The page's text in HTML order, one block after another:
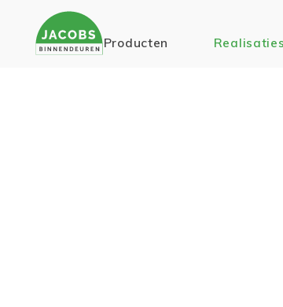
Producten Realisaties